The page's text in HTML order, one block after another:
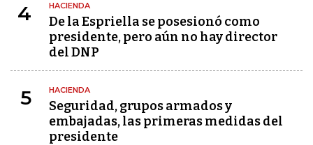
4 HACIENDA
De la Espriella se posesionó como
presidente, pero aún no hay director
del DNP
5 HACIENDA
Seguridad, grupos armados y
embajadas, las primeras medidas del
presidente